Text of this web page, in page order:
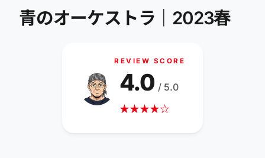
青のオーケストラ｜2023春
REVIEW SCORE
★★★★☆
4.0 / 5.0